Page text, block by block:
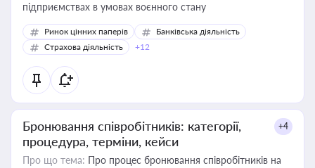
підприємствах в умовах воєнного стану
Ринок цінних паперів
Банківська діяльність
Страхова діяльність
+12
Бронювання співробітників: категорії,
процедура, терміни, кейси
+4
Про що тема: Про процес бронювання співробітників на